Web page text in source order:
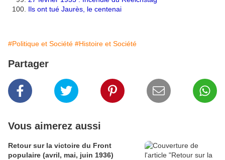
Ils ont tué Jaurès, le centenai
#Politique et Société #Histoire et Société
Partager
Vous aimerez aussi
Retour sur la victoire du Front
populaire (avril, mai, juin 1936)